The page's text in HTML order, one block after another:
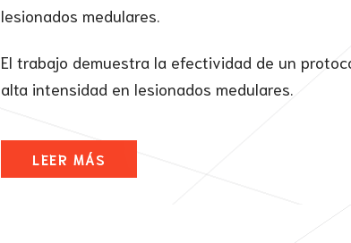
lesionados medulares.
El trabajo demuestra la efectividad de un
alta intensidad en lesionados medulares.
LEER MÁS